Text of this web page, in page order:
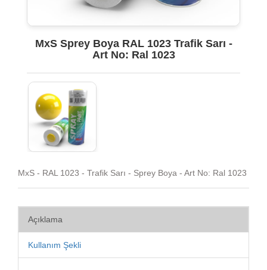
MxS Sprey Boya RAL 1023 Trafik Sarı -
Art No: Ral 1023
MxS - RAL 1023 - Trafik Sarı - Sprey Boya - Art No: Ral 1023
Açıklama
Kullanım Şekli